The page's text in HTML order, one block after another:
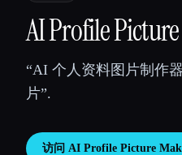
💻
🎓
AI Profile
“AI 个人资料图片制作
片”.
访问 AI Profile Picture